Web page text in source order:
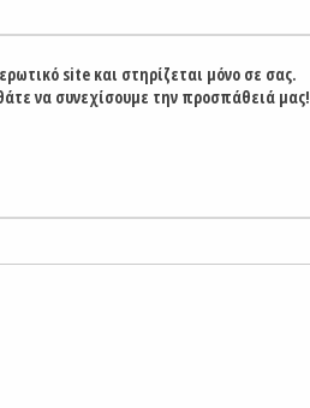
site και στηρίζεται μόνο σε σας.
να συνεχίσουμε την προσπάθειά μας!